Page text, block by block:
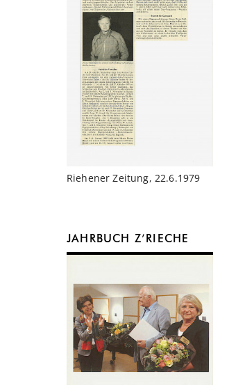
Riehener Zeitung, 22.6.1979
JAHRBUCH Z’RIECHE